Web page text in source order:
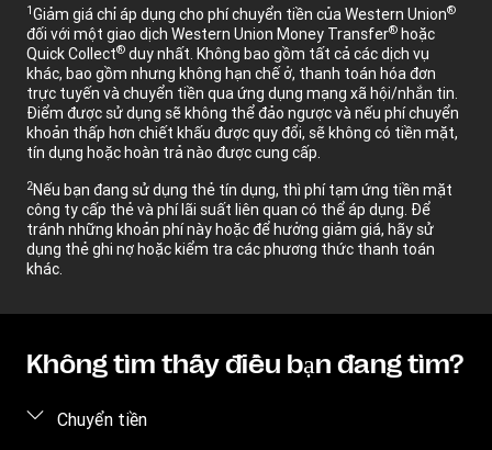
1Giảm giá chỉ áp dụng cho phí chuyển tiền của Western Union®
đối với một giao dịch Western Union Money Transfer® hoặc
Quick Collect® duy nhất. Không bao gồm tất cả các dịch vụ
khác, bao gồm nhưng không hạn chế ở, thanh toán hóa đơn
trực tuyến và chuyển tiền qua ứng dụng mạng xã hội/nhắn tin.
Điểm được sử dụng sẽ không thể đảo ngược và nếu phí chuyển
khoản thấp hơn chiết khấu được quy đổi, sẽ không có tiền mặt,
tín dụng hoặc hoàn trả nào được cung cấp.
2Nếu bạn đang sử dụng thẻ tín dụng, thì phí tạm ứng tiền mặt
công ty cấp thẻ và phí lãi suất liên quan có thể áp dụng. Để
tránh những khoản phí này hoặc để hưởng giảm giá, hãy sử
dụng thẻ ghi nợ hoặc kiểm tra các phương thức thanh toán
khác.
Không tìm thấy điều bạn đang tìm?
Chuyển tiền